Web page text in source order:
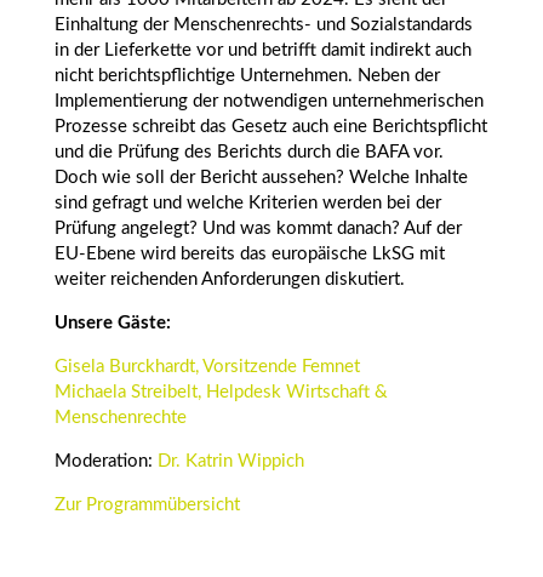
Einhaltung der Menschenrechts- und Sozialstandards
in der Lieferkette vor und betrifft damit indirekt auch
nicht berichtspflichtige Unternehmen. Neben der
Implementierung der notwendigen unternehmerischen
Prozesse schreibt das Gesetz auch eine Berichtspflicht
und die Prüfung des Berichts durch die BAFA vor.
Doch wie soll der Bericht aussehen? Welche Inhalte
sind gefragt und welche Kriterien werden bei der
Prüfung angelegt? Und was kommt danach? Auf der
EU-Ebene wird bereits das europäische LkSG mit
weiter reichenden Anforderungen diskutiert.
Unsere Gäste:
Gisela Burckhardt, Vorsitzende Femnet
Michaela Streibelt, Helpdesk Wirtschaft &
Menschenrechte
Moderation: Dr. Katrin Wippich
Zur Programmübersicht